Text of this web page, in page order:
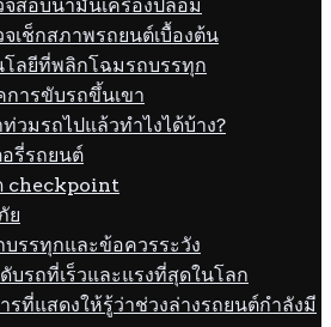
จสอบน้ำมันเครื่องปลอม
จเช็กสภาพรถยนต์เบื้องต้น
โลยีที่พลิกโฉมรถบรรทุก
การขับรถขึ้นเขา
ท่วมรถไปแล้วทำไงได้บ้าง?
อรี่รถยนต์
checkpoint
ย
บรรทุกและข้อควรระวัง
บรถที่เร็วและแรงที่สุดในโลก
รที่แสดงให้รู้ว่าช่วงล่างรถยนต์กำลังมี